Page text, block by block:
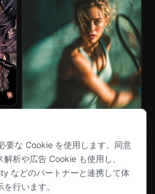
要な Cookie を使用します。同意
析や広告 Cookie も使用し、
などのパートナーと連携して体
行います。